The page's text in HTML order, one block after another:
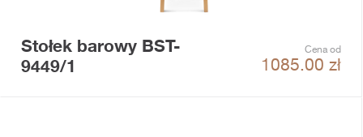
Stołek barowy BST-
9449/1
Cena od
1085.00 zł